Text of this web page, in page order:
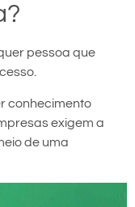
pessoa que
conhecimento
exigem a
de uma